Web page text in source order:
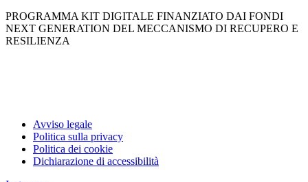
PROGRAMMA KIT DIGITALE FINANZIATO DAI FONDI
NEXT GENERATION DEL MECCANISMO DI RECUPERO E
RESILIENZA
Avviso legale
Politica sulla privacy
Politica dei cookie
Dichiarazione di accessibilità